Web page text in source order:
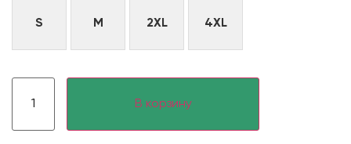
S M 2XL 4XL
В корзину